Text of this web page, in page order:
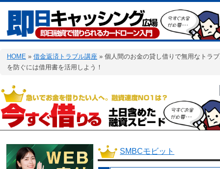
HOME » 借金返済トラブル講座 » 個人間のお金の貸し借りで無用なトラ
を防ぐには借用書を活用しよう！
SMBCモビット